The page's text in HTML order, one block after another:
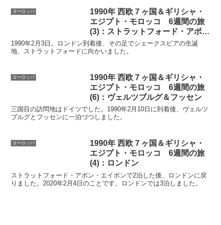
ヨーロッパ
1990年 西欧７ヶ国＆ギリシャ・
エジプト・モロッコ 6週間の旅
(3)：ストラットフォード・アポ
ン・エイボン
1990年2月3日。ロンドン到着後、その足でシェークスピアの生誕
地、ストラットフォードに向かいました。
ヨーロッパ
1990年 西欧７ヶ国＆ギリシャ・
エジプト・モロッコ 6週間の旅
(6)：ヴェルツブルグ＆フッセン
三国目の訪問地はドイツでした。1990年2月10日に到着後、ヴェルツ
ブルグとフッセンに一泊づつしました。
ヨーロッパ
1990年 西欧７ヶ国＆ギリシャ・
エジプト・モロッコ 6週間の旅
(4)：ロンドン
ストラットフォード・アポン・エイボンで2泊した後、ロンドンに戻
りました。2020年2月4日のことです。ロンドンでは3泊しました。